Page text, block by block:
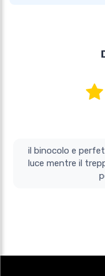
il binocolo e perfetto si vede anche con
luce mentre il